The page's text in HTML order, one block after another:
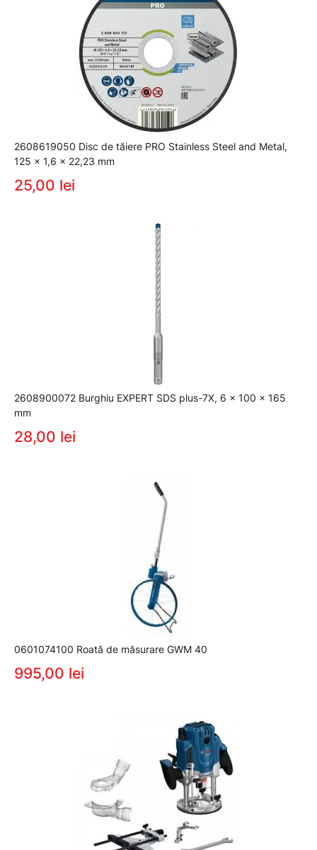
2608619050 Disc de tăiere PRO Stainless Steel and Metal,
125 x 1,6 x 22,23 mm
25,00 lei
2608900072 Burghiu EXPERT SDS plus-7X, 6 x 100 x 165
mm
28,00 lei
0601074100 Roată de măsurare GWM 40
995,00 lei